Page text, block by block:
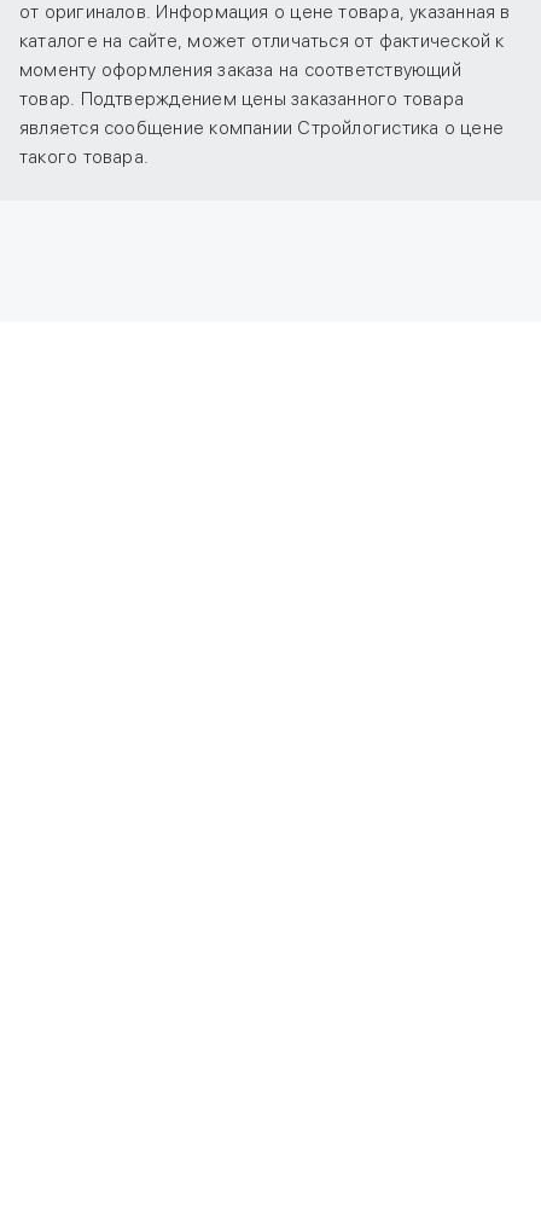
от оригиналов. Информация о цене товара, указанная в
каталоге на сайте, может отличаться от фактической к
моменту оформления заказа на соответствующий
товар. Подтверждением цены заказанного товара
является сообщение компании Стройлогистика о цене
такого товара.